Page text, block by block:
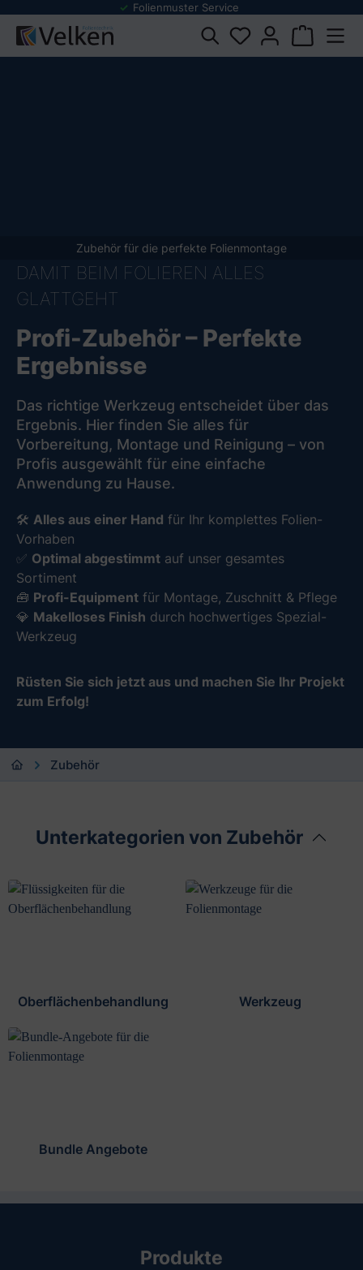
springen
Folienmuster Service
DAMIT BEIM FOLIEREN ALLES
GLATTGEHT
Profi-Zubehör – Perfekte
Ergebnisse
Das richtige Werkzeug entscheidet über das
Ergebnis. Hier finden Sie alles für
Vorbereitung, Montage und Reinigung – von
Profis ausgewählt für eine einfache
Anwendung zu Hause.
🛠️ Alles aus einer Hand für Ihr komplettes Folien-
Vorhaben
✅ Optimal abgestimmt auf unser gesamtes
Sortiment
🧰 Profi-Equipment für Montage, Zuschnitt & Pflege
💎 Makelloses Finish durch hochwertiges Spezial-
Werkzeug
Rüsten Sie sich jetzt aus und machen Sie Ihr Projekt
zum Erfolg!
Zubehör für die perfekte Folienmontage
Zubehör
Unterkategorien von Zubehör
Oberflächenbehandlung Werkzeug
Bundle Angebote
Produkte